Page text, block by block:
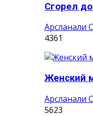
Сгорел
Арсланали
4361
Женский
Арсланали
5623